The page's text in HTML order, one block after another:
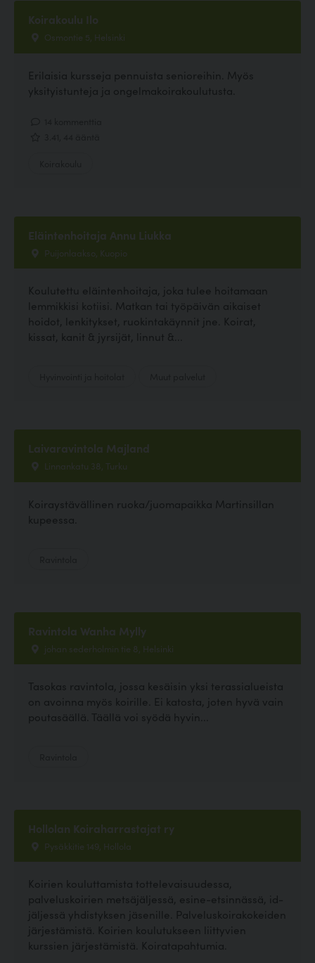
Koirakoulu Ilo
Osmontie 5, Helsinki
Erilaisia kursseja pennuista senioreihin. Myös
yksityistunteja ja ongelmakoirakoulutusta.
Eläintenhoitaja Annu Liukka
Puijonlaakso, Kuopio
Koulutettu eläintenhoitaja, joka tulee hoitamaan
lemmikkisi kotiisi. Matkan tai työpäivän aikaiset
hoidot, lenkitykset, ruokintakäynnit jne. Koirat,
kissat, kanit & jyrsijät, linnut &...
Laivaravintola Majland
Linnankatu 38, Turku
Koiraystävällinen ruoka/juomapaikka Martinsillan
kupeessa.
Ravintola Wanha Mylly
johan sederholmin tie 8, Helsinki
Tasokas ravintola, jossa kesäisin yksi terassialueista
on avoinna myös koirille. Ei katosta, joten hyvä vain
poutasäällä. Täällä voi syödä hyvin...
Hollolan Koiraharrastajat ry
Pysäkkitie 149, Hollola
Koirien kouluttamista tottelevaisuudessa,
palveluskoirien metsäjäljessä, esine-etsinnässä, id-
jäljessä yhdistyksen jäsenille. Palveluskoirakokeiden
järjestämistä. Koirien koulutukseen liittyvien
kurssien järjestämistä. Koiratapahtumia.